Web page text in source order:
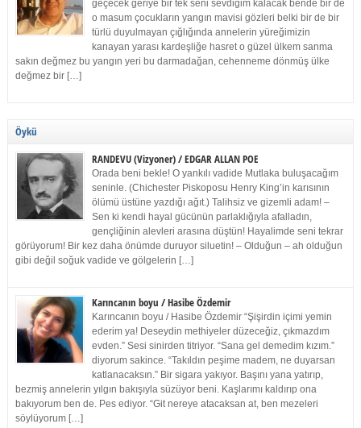
geçecek geriye bir tek seni sevdiğim kalacak bende bir de
o masum çocukların yangın mavisi gözleri belki bir de bir
türlü duyulmayan çığlığında annelerin yüreğimizin
kanayan yarası kardeşliğe hasret o güzel ülkem sanma
sakın değmez bu yangın yeri bu darmadağan, cehenneme dönmüş ülke
değmez bir […]
Öykü
RANDEVU (Vizyoner) / EDGAR ALLAN POE
Orada beni bekle! O yankılı vadide Mutlaka buluşacağım
seninle. (Chichester Piskoposu Henry King’in karısının
ölümü üstüne yazdığı ağıt.) Talihsiz ve gizemli adam! –
Sen ki kendi hayal gücünün parlaklığıyla afalladın,
gençliğinin alevleri arasına düştün! Hayalimde seni tekrar
görüyorum! Bir kez daha önümde duruyor siluetin! – Olduğun – ah olduğun
gibi değil soğuk vadide ve gölgelerin […]
Karıncanın boyu / Hasibe Özdemir
Karıncanın boyu / Hasibe Özdemir “Şişirdin içimi yemin
ederim ya! Deseydin methiyeler düzeceğiz, çıkmazdım
evden.” Sesi sinirden titriyor. “Sana gel demedim kızım.”
diyorum sakince. “Takıldın peşime madem, ne duyarsan
katlanacaksın.” Bir sigara yakıyor. Başını yana yatırıp,
bezmiş annelerin yılgın bakışıyla süzüyor beni. Kaşlarımı kaldırıp ona
bakıyorum ben de. Pes ediyor. “Git nereye atacaksan at, ben mezeleri
söylüyorum […]